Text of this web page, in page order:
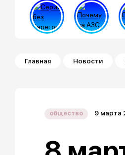
Строка навигации
Главная Новости
общество 9 марта